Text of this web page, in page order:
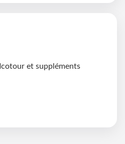
et suppléments